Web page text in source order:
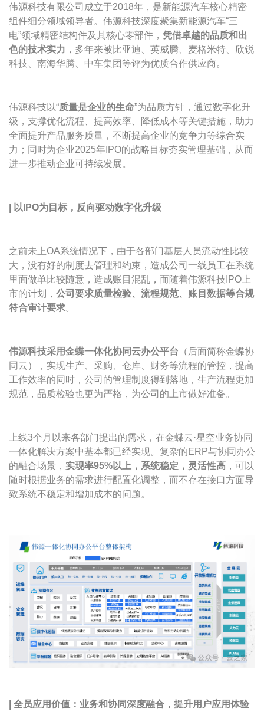
伟源科技有限公司成立于2018年，是新能源汽车核心精密
组件细分领域领导者。伟源科技深度聚集新能源汽车“三
电”领域精密结构件及其核心零部件， 凭借卓越的品质和出
色的技术实力 ，多年来被比亚迪、英威腾、麦格米特、欣锐
科技、南海华腾、中车集团等评为优质合作供应商。
伟源科技以“质量是企业的生命”为品质方针，通过数字化升
级，支撑优化流程、提高效率、降低成本等关键措施，助力
全面提升产品服务质量，不断提高企业的竞争力等综合实
力；同时为企业2025年IPO的战略目标夯实管理基础，从而
进一步推动企业可持续发展。
以IPO为目标，反向驱动数字化升级
之前未上OA系统情况下，由于各部门基层人员流动性比较
大，没有好的制度去管理和约束，造成公司一线员工在系统
里面做单比较随意，造成账目混乱，而随着伟源科技IPO上
市的计划， 公司要求质量检验、流程规范、账目数据等合规
符合审计要求。
伟源科技采用金蝶一体化协同云办公平台 （后面简称金蝶协
同云），实现生产、采购、仓库、财务等流程的管控，提高
工作效率的同时，公司的管理制度得到落地，生产流程更加
规范，品质检验也更为严格，为公司的上市做好准备。
上线3个月以来各部门提出的需求，在金蝶云·星空业务协同
一体化解决方案中基本都已经实现。复杂的ERP与协同办公
的融合场景， 实现率95%以上，系统稳定，灵活性高 ，可以
随时根据业务的需求进行配置化调整，而不存在接口方面导
致系统不稳定和增加成本的问题。
全员应用价值： 业务和协同深度融合 ，提升用户应用体验